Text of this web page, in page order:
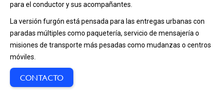
para el conductor y sus acompañantes.
La versión furgón está pensada para las entregas urbanas con
paradas múltiples como paquetería, servicio de mensajería o
misiones de transporte más pesadas como mudanzas o centros
móviles.
CONTACTO